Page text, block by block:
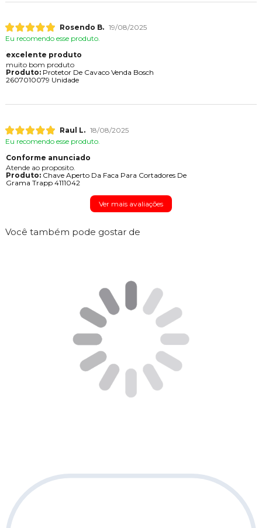
Rosendo B. 19/08/2025
Eu recomendo esse produto.
excelente produto
muito bom produto
Produto:Protetor De Cavaco Venda Bosch
2607010079 Unidade
Raul L. 18/08/2025
Eu recomendo esse produto.
Conforme anunciado
Atende ao proposito.
Produto:Chave Aperto Da Faca Para Cortadores De
Grama Trapp 4111042
Ver mais avaliações
Você também pode gostar de